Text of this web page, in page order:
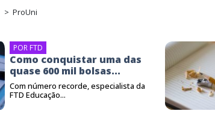
> ProUni
POR FTD
Como conquistar uma das
quase 600 mil bolsas...
Com número recorde, especialista da
FTD Educação...